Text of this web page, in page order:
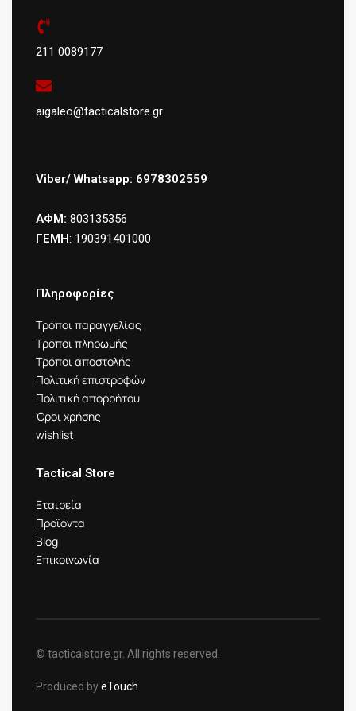
211 0089177
aigaleo@tacticalstore.gr
Viber/ Whatsapp: 6978302559
ΑΦΜ: 803135356
ΓΕΜΗ: 190391401000
Πληροφορίες
Τρόποι παραγγελίας
Τρόποι πληρωμής
Τρόποι αποστολής
Πολιτική επιστροφών
Πολιτική απορρήτου
Όροι χρήσης
wishlist
Tactical Store
Εταιρεία
Προϊόντα
Blog
Επικοινωνία
© tacticalstore.gr. All rights reserved.
Produced byeTouch